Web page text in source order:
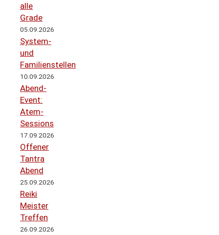
alle
Grade
05.09.2026
System-
und
Familienstellen
10.09.2026
Abend-
Event:
Atem-
Sessions
17.09.2026
Offener
Tantra
Abend
25.09.2026
Reiki
Meister
Treffen
26.09.2026